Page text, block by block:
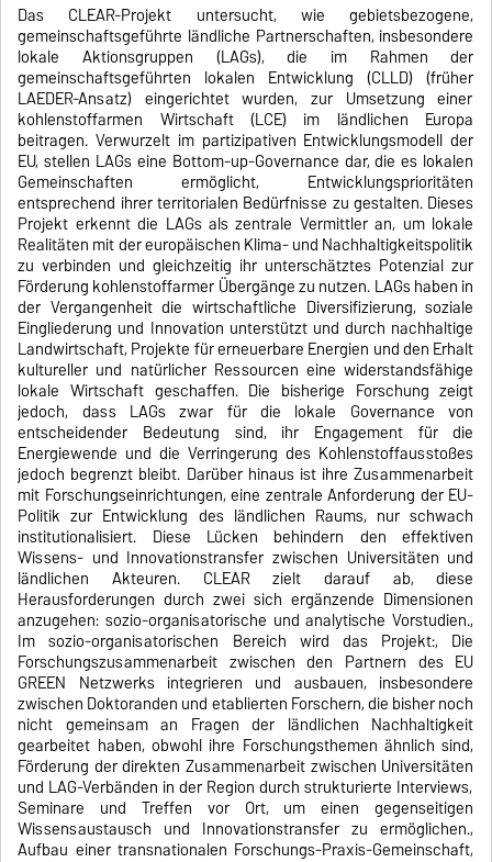
Das CLEAR-Projekt untersucht, wie gebietsbezogene,
gemeinschaftsgeführte ländliche Partnerschaften, insbesondere
lokale Aktionsgruppen (LAGs), die im Rahmen der
gemeinschaftsgeführten lokalen Entwicklung (CLLD) (früher
LAEDER-Ansatz) eingerichtet wurden, zur Umsetzung einer
kohlenstoffarmen Wirtschaft (LCE) im ländlichen Europa
beitragen. Verwurzelt im partizipativen Entwicklungsmodell der
EU, stellen LAGs eine Bottom-up-Governance dar, die es lokalen
Gemeinschaften ermöglicht, Entwicklungsprioritäten
entsprechend ihrer territorialen Bedürfnisse zu gestalten. Dieses
Projekt erkennt die LAGs als zentrale Vermittler an, um lokale
Realitäten mit der europäischen Klima- und Nachhaltigkeitspolitik
zu verbinden und gleichzeitig ihr unterschätztes Potenzial zur
Förderung kohlenstoffarmer Übergänge zu nutzen. LAGs haben in
der Vergangenheit die wirtschaftliche Diversifizierung, soziale
Eingliederung und Innovation unterstützt und durch nachhaltige
Landwirtschaft, Projekte für erneuerbare Energien und den Erhalt
kultureller und natürlicher Ressourcen eine widerstandsfähige
lokale Wirtschaft geschaffen. Die bisherige Forschung zeigt
jedoch, dass LAGs zwar für die lokale Governance von
entscheidender Bedeutung sind, ihr Engagement für die
Energiewende und die Verringerung des Kohlenstoffausstoßes
jedoch begrenzt bleibt. Darüber hinaus ist ihre Zusammenarbeit
mit Forschungseinrichtungen, eine zentrale Anforderung der EU-
Politik zur Entwicklung des ländlichen Raums, nur schwach
institutionalisiert. Diese Lücken behindern den effektiven
Wissens- und Innovationstransfer zwischen Universitäten und
ländlichen Akteuren. CLEAR zielt darauf ab, diese
Herausforderungen durch zwei sich ergänzende Dimensionen
anzugehen: sozio-organisatorische und analytische Vorstudien.,
Im sozio-organisatorischen Bereich wird das Projekt:, Die
Forschungszusammenarbeit zwischen den Partnern des EU
GREEN Netzwerks integrieren und ausbauen, insbesondere
zwischen Doktoranden und etablierten Forschern, die bisher noch
nicht gemeinsam an Fragen der ländlichen Nachhaltigkeit
gearbeitet haben, obwohl ihre Forschungsthemen ähnlich sind,
Förderung der direkten Zusammenarbeit zwischen Universitäten
und LAG-Verbänden in der Region durch strukturierte Interviews,
Seminare und Treffen vor Ort, um einen gegenseitigen
Wissensaustausch und Innovationstransfer zu ermöglichen.,
Aufbau einer transnationalen Forschungs-Praxis-Gemeinschaft,